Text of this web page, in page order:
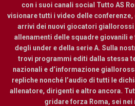
con i suoi canali social Tutto AS
visionare tutti i video delle
arrivi dei nuovi giocatori giallorossi
allenamenti delle squadre giovanili
degli under e della serie A. Sulla
trovi programmi editi dalla stessa
nazionali e d’informazione
repliche nonché l’audio di tutti le
allenatore, dirigenti e altro ancora.
gridare forza Roma, sei